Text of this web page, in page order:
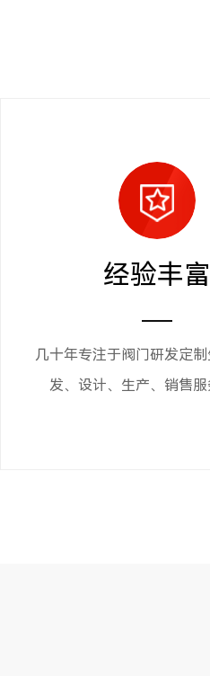
经验丰富
几十年专注于阀门研发定
发、设计、生产、销售